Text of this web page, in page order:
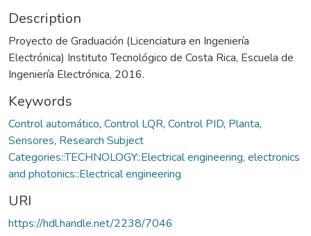
Description
Proyecto de Graduación (Licenciatura en Ingeniería
Electrónica) Instituto Tecnológico de Costa Rica, Escuela de
Ingeniería Electrónica, 2016.
Keywords
Control automático, Control LQR, Control PID, Planta,
Sensores, Research Subject
Categories::TECHNOLOGY::Electrical engineering, electronics
and photonics::Electrical engineering
URI
https://hdl.handle.net/2238/7046